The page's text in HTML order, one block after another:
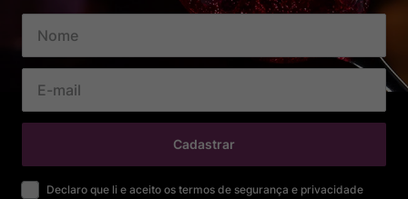
Cadastrar
Declaro que li e aceito os termos de segurança e privacidade